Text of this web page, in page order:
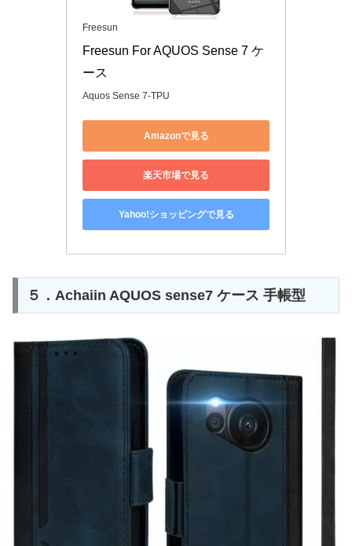
Freesun
Freesun For AQUOS Sense 7 ケ
ース
Aquos Sense 7-TPU
Amazonで見る
楽天市場で見る
Yahoo!ショッピングで見る
５．Achaiin AQUOS sense7 ケース 手帳型